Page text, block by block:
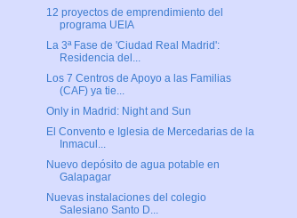
12 proyectos de emprendimiento del
programa UEIA
La 3ª Fase de 'Ciudad Real Madrid':
Residencia del...
Los 7 Centros de Apoyo a las Familias
(CAF) ya tie...
Only in Madrid: Night and Sun
El Convento e Iglesia de Mercedarias de la
Inmacul...
Nuevo depósito de agua potable en
Galapagar
Nuevas instalaciones del colegio
Salesiano Santo D...